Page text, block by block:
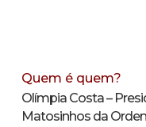
Quem é quem?
Olímpia Costa –
Matosinhos da